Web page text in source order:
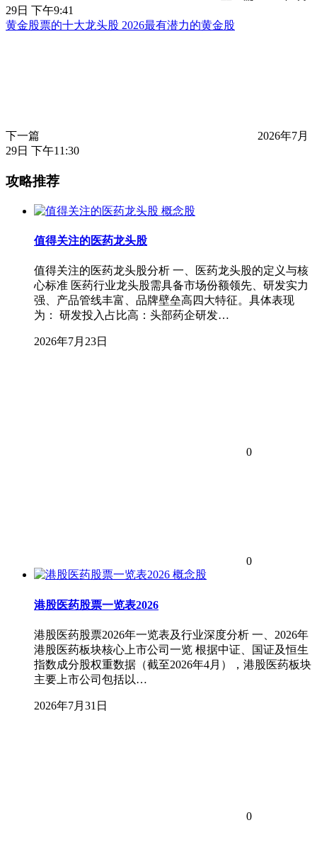
29日 下午9:41
黄金股票的十大龙头股 2026最有潜力的黄金股
下一篇
2026年7月
29日 下午11:30
攻略推荐
概念股
值得关注的医药龙头股
值得关注的医药龙头股分析 一、医药龙头股的定义与核
心标准 医药行业龙头股需具备市场份额领先、研发实力
强、产品管线丰富、品牌壁垒高四大特征。具体表现
为： 研发投入占比高：头部药企研发…
2026年7月23日
0
0
概念股
港股医药股票一览表2026
港股医药股票2026年一览表及行业深度分析 一、2026年
港股医药板块核心上市公司一览 根据中证、国证及恒生
指数成分股权重数据（截至2026年4月），港股医药板块
主要上市公司包括以…
2026年7月31日
0